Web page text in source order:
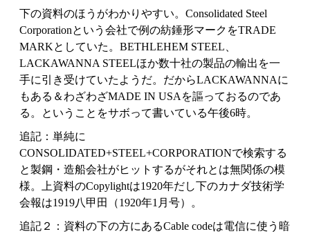
下の資料のほうがわかりやすい。Consolidated Steel
Corporationという会社で例の紡錘形マークをTRADE
MARKとしていた。BETHLEHEM STEEL、
LACKAWANNA STEELほか数十社の製品の輸出を一
手に引き受けていたようだ。だからLACKAWANNAに
もある＆わざわざMADE IN USAを謳っておるのであ
る。ということをサボって書いている午後6時。
追記：単純に
CONSOLIDATED+STEEL+CORPORATIONで検索する
と製鋼・造船会社がヒットするがそれとは無関係の模
様。上資料のCopylightは1920年だし下のカナダ技術学
会報は1919八甲田（1920年1月号）。
追記２：資料の下の方にあるCable codeは電信に使う暗